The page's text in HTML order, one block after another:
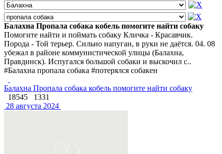
Балахна Пропала собака кобель помогите найти собаку
Помогите найти и поймать собаку Кличка - Красавчик.
Порода - Той терьер. Сильно напуган, в руки не даётся. 04. 08
убежал в районе коммунистической улицы (Балахна,
Правдинск). Испугался большой собаки и выскочил с..
#Балахна пропала собака #потерялся собакен
Балахна Пропала собака кобель помогите найти собаку
18545
1331
28 августа 2024